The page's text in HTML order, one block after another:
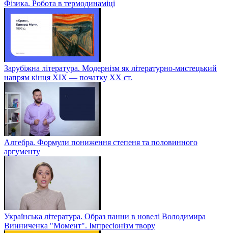
Фізика. Робота в термодинаміці
Зарубіжна література. Модернізм як літературно-мистецький
напрям кінця XIX — початку XX ст.
Алгебра. Формули пониження степеня та половинного
аргументу
Українська література. Образ панни в новелі Володимира
Винниченка "Момент". Імпресіонізм твору